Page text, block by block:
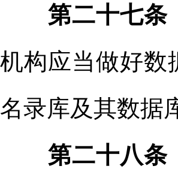
第二十七条
机构应当做好数
名录库及其数据
第二十八条